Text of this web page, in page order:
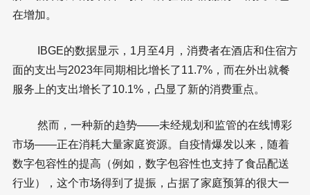
在增加。
IBGE的数据显示，1月至4月，消费者在酒店和住宿方
面的支出与2023年同期相比增长了11.7%，而在外出就餐
服务上的支出增长了10.1%，凸显了新的消费重点。
然而，一种新的趋势——未经规划和监管的在线博彩
市场——正在消耗大量家庭资源。自疫情爆发以来，随着
数字包容性的提高（例如，数字包容性也支持了食品配送
行业），这个市场得到了提振，占据了家庭预算的很大一